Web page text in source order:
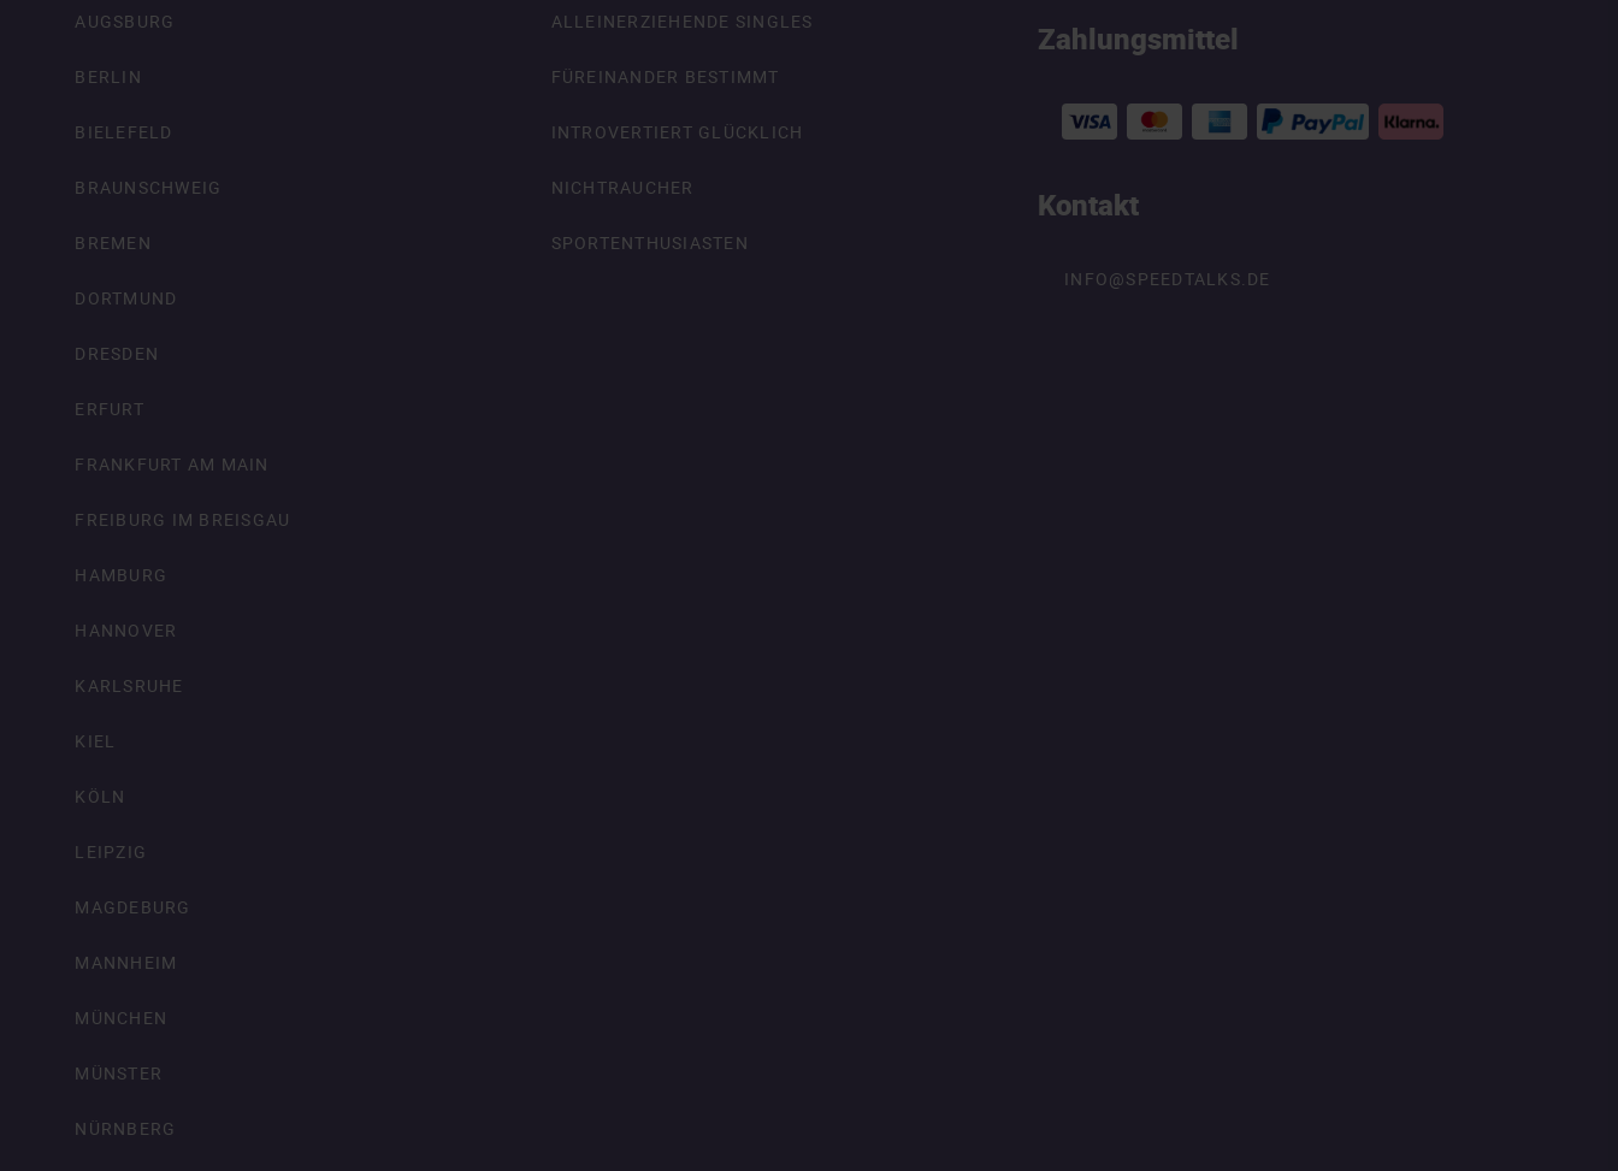
AUGSBURG
BERLIN
BIELEFELD
BRAUNSCHWEIG
BREMEN
DORTMUND
DRESDEN
ERFURT
FRANKFURT AM MAIN
FREIBURG IM BREISGAU
HAMBURG
HANNOVER
KARLSRUHE
KIEL
KÖLN
LEIPZIG
MAGDEBURG
MANNHEIM
MÜNCHEN
MÜNSTER
NÜRNBERG
ALLEINERZIEHENDE SINGLES
FÜREINANDER BESTIMMT
INTROVERTIERT GLÜCKLICH
NICHTRAUCHER
SPORTENTHUSIASTEN
Zahlungsmittel
Kontakt
INFO@SPEEDTALKS.DE